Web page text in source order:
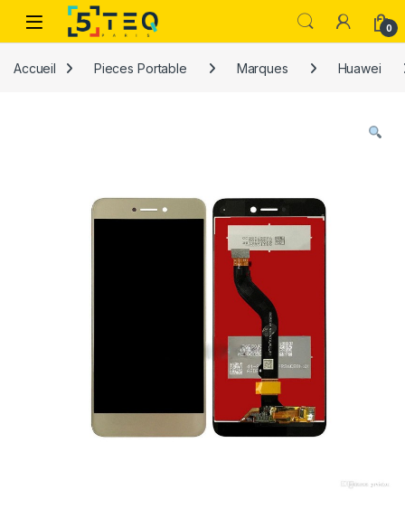
Passer à la navigation
Aller au contenu
0
Accueil Pieces Portable Marques Huawei